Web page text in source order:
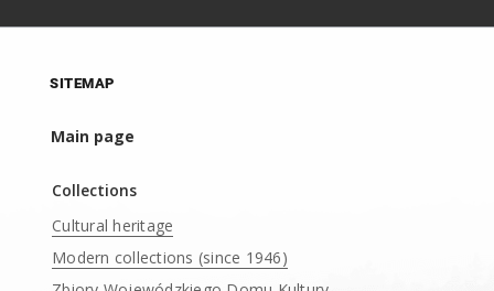
SITEMAP
Main page
Collections
Cultural heritage
Modern collections (since 1946)